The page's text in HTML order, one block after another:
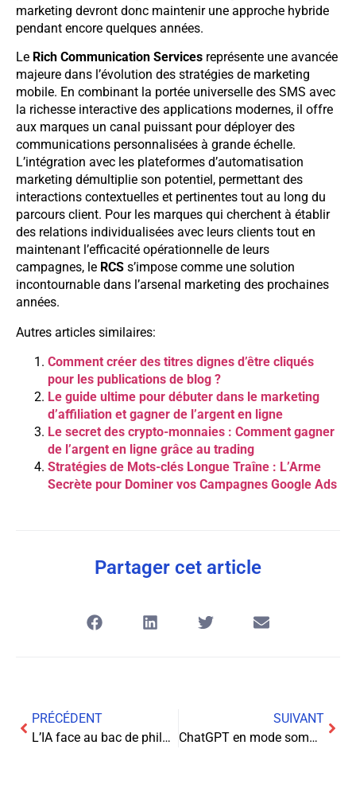
marketing devront donc maintenir une approche hybride
pendant encore quelques années.
Le Rich Communication Services représente une avancée
majeure dans l’évolution des stratégies de marketing
mobile. En combinant la portée universelle des SMS avec
la richesse interactive des applications modernes, il offre
aux marques un canal puissant pour déployer des
communications personnalisées à grande échelle.
L’intégration avec les plateformes d’automatisation
marketing démultiplie son potentiel, permettant des
interactions contextuelles et pertinentes tout au long du
parcours client. Pour les marques qui cherchent à établir
des relations individualisées avec leurs clients tout en
maintenant l’efficacité opérationnelle de leurs
campagnes, le RCS s’impose comme une solution
incontournable dans l’arsenal marketing des prochaines
années.
Autres articles similaires:
Comment créer des titres dignes d’être cliqués
pour les publications de blog ?
Le guide ultime pour débuter dans le marketing
d’affiliation et gagner de l’argent en ligne
Le secret des crypto-monnaies : Comment gagner
de l’argent en ligne grâce au trading
Stratégies de Mots-clés Longue Traîne : L’Arme
Secrète pour Dominer vos Campagnes Google Ads
Partager cet article
PRÉCÉDENT
L’IA face au bac de philo : quand ChatGPT décroche un 8/20
SUIVANT
ChatGPT en mode sombre : le guide complet pour protéger vos yeux